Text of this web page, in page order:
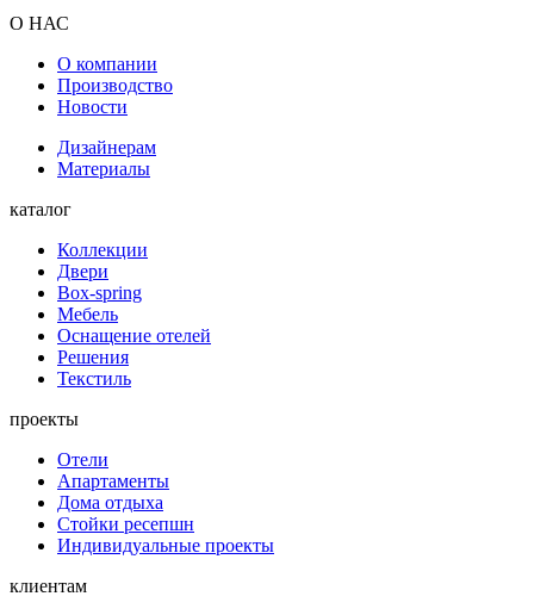
О НАС
О компании
Производство
Новости
Дизайнерам
Материалы
каталог
Коллекции
Двери
Box-spring
Мебель
Оснащение отелей
Решения
Текстиль
проекты
Отели
Апартаменты
Дома отдыха
Стойки ресепшн
Индивидуальные проекты
клиентам